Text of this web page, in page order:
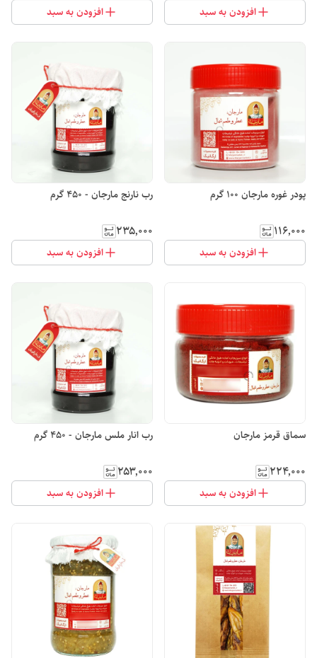
افزودن به سبد افزودن به سبد
پودر غوره مارجان 100 گرم
۱۱۶٬۰۰۰
افزودن به سبد
رب نارنج مارجان - 450 گرم
۲۳۵٬۰۰۰
افزودن به سبد
سماق قرمز مارجان
۲۲۴٬۰۰۰
افزودن به سبد
رب انار ملس مارجان - 450 گرم
۲۵۳٬۰۰۰
افزودن به سبد